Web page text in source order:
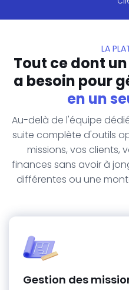
LA
Tout ce dont
a besoin pour
en un
Au-delà de l'équipe
suite complète d'outils
missions, vos clients,
finances sans avoir à
différentes ou une
Gestion des